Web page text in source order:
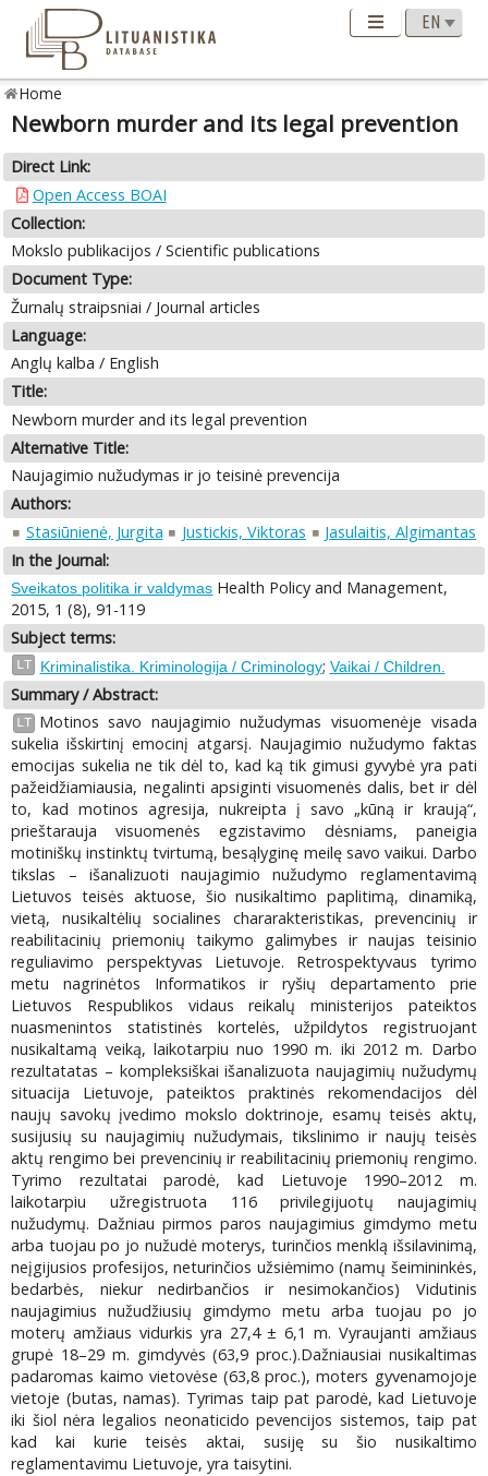
Home
Newborn murder and its legal prevention
Direct Link:
Open Access BOAI
Collection:
Mokslo publikacijos / Scientific publications
Document Type:
Žurnalų straipsniai / Journal articles
Language:
Anglų kalba / English
Title:
Newborn murder and its legal prevention
Alternative Title:
Naujagimio nužudymas ir jo teisinė prevencija
Authors:
Stasiūnienė, Jurgita
Justickis, Viktoras
Jasulaitis, Algimantas
In the Journal:
Sveikatos politika ir valdymas Health Policy and Management,
2015, 1 (8), 91-119
Subject terms:
LT Kriminalistika. Kriminologija / Criminology; Vaikai / Children.
Summary / Abstract:
LT
Motinos savo naujagimio nužudymas visuomenėje visada
sukelia išskirtinį emocinį atgarsį. Naujagimio nužudymo faktas
emocijas sukelia ne tik dėl to, kad ką tik gimusi gyvybė yra pati
pažeidžiamiausia, negalinti apsiginti visuomenės dalis, bet ir dėl
to, kad motinos agresija, nukreipta į savo „kūną ir kraują“,
prieštarauja visuomenės egzistavimo dėsniams, paneigia
motiniškų instinktų tvirtumą, besąlyginę meilę savo vaikui. Darbo
tikslas – išanalizuoti naujagimio nužudymo reglamentavimą
Lietuvos teisės aktuose, šio nusikaltimo paplitimą, dinamiką,
vietą, nusikaltėlių socialines chararakteristikas, prevencinių ir
reabilitacinių priemonių taikymo galimybes ir naujas teisinio
reguliavimo perspektyvas Lietuvoje. Retrospektyvaus tyrimo
metu nagrinėtos Informatikos ir ryšių departamento prie
Lietuvos Respublikos vidaus reikalų ministerijos pateiktos
nuasmenintos statistinės kortelės, užpildytos registruojant
nusikaltamą veiką, laikotarpiu nuo 1990 m. iki 2012 m. Darbo
rezultatatas – kompleksiškai išanalizuota naujagimių nužudymų
situacija Lietuvoje, pateiktos praktinės rekomendacijos dėl
naujų savokų įvedimo mokslo doktrinoje, esamų teisės aktų,
susijusių su naujagimių nužudymais, tikslinimo ir naujų teisės
aktų rengimo bei prevencinių ir reabilitacinių priemonių rengimo.
Tyrimo rezultatai parodė, kad Lietuvoje 1990–2012 m.
laikotarpiu užregistruota 116 privilegijuotų naujagimių
nužudymų. Dažniau pirmos paros naujagimius gimdymo metu
arba tuojau po jo nužudė moterys, turinčios menklą išsilavinimą,
neįgijusios profesijos, neturinčios užsiėmimo (namų šeimininkės,
bedarbės, niekur nedirbančios ir nesimokančios) Vidutinis
naujagimius nužudžiusių gimdymo metu arba tuojau po jo
moterų amžiaus vidurkis yra 27,4 ± 6,1 m. Vyraujanti amžiaus
grupė 18–29 m. gimdyvės (63,9 proc.).Dažniausiai nusikaltimas
padaromas kaimo vietovėse (63,8 proc.), moters gyvenamojoje
vietoje (butas, namas). Tyrimas taip pat parodė, kad Lietuvoje
iki šiol nėra legalios neonaticido pevencijos sistemos, taip pat
kad kai kurie teisės aktai, susiję su šio nusikaltimo
reglamentavimu Lietuvoje, yra taisytini.